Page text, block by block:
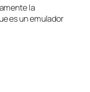
la
es un emulador